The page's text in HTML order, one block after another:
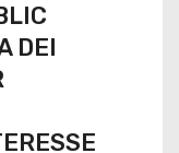
DEI